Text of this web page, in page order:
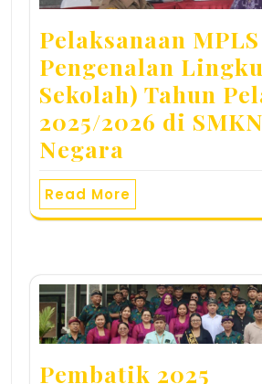
Pelaksanaan
Pengenalan
Sekolah) Tahun
2025/2026 di
Negara
Read More
Pembatik 2025